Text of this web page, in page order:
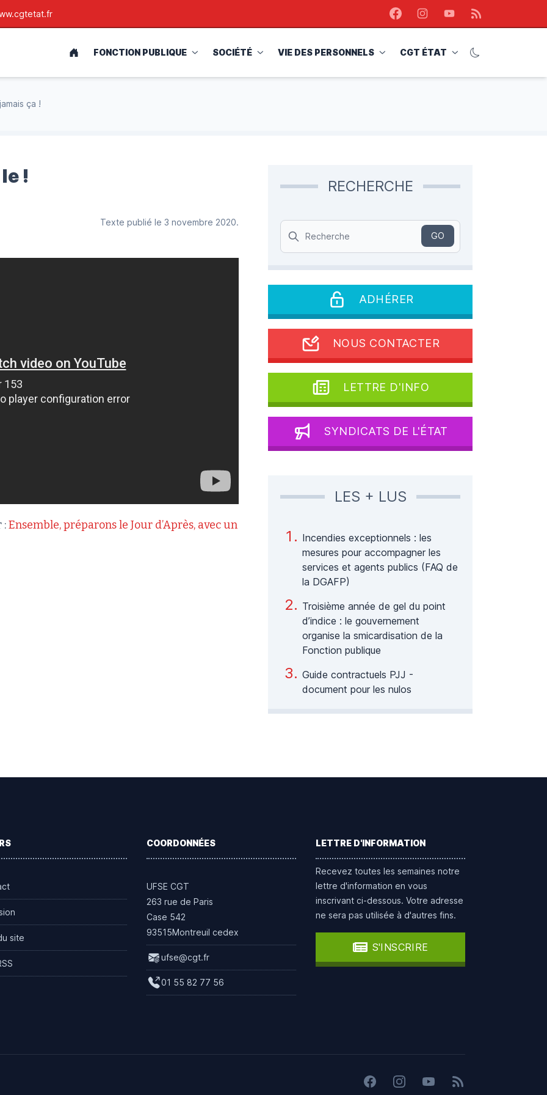
FacebookInstagramYoutube
RSS
ACCUEILFONCTION PUBLIQUE SOCIÉTÉ VIE DES PERSONNELS CGT ÉTAT
ça !
!
Texte publié le 3 novembre 2020.
:Ensemble, préparons le Jour d’Après, avec un
RECHERCHE
Search
GO
ADHÉRER
NOUS CONTACTER
LETTRE D'INFO
SYNDICATS DE L'ÉTAT
LES + LUS
Incendies exceptionnels : les
mesures pour accompagner les
services et agents publics (FAQ de
la DGAFP)
Troisième année de gel du point
d’indice : le gouvernement
organise la smicardisation de la
Fonction publique
Guide contractuels PJJ -
document pour les nulos
site
COORDONNÉES
UFSE CGT
263 rue de Paris
Case 542
93515Montreuil cedex
ufse@cgt.fr
01 55 82 77 56
LETTRE D'INFORMATION
Recevez toutes les semaines notre
lettre d'information en vous
inscrivant ci-dessous. Votre adresse
ne sera pas utilisée à d'autres fins.
S'INSCRIRE
FacebookInstagramYouTubeFlux RSS